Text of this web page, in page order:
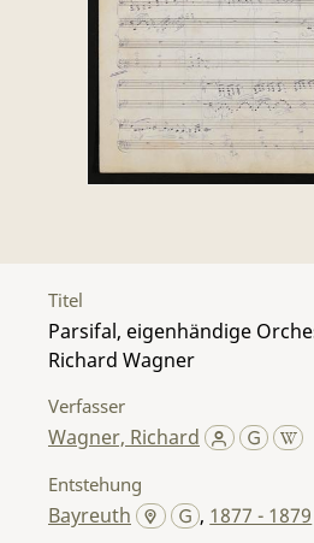
Titel
Parsifal, eigenhändige
Richard Wagner
Verfasser
Wagner, Richard
Entstehung
Bayreuth , 1877 - 1879